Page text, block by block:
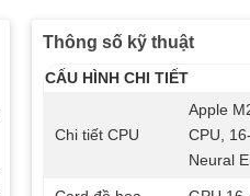
Thông số kỹ thuật
CẤU HÌNH CHI TIẾT
Chi tiết CPU
Apple
CPU,
Neural